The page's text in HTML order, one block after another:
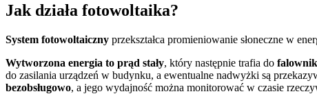
Jak działa fotowoltaika?
System fotowoltaiczny przekształca promieniowanie słoneczne w
Wytworzona energia to prąd stały, który następnie trafia do
do zasilania urządzeń w budynku, a ewentualne nadwyżki są
bezobsługowo, a jego wydajność można monitorować w czasie